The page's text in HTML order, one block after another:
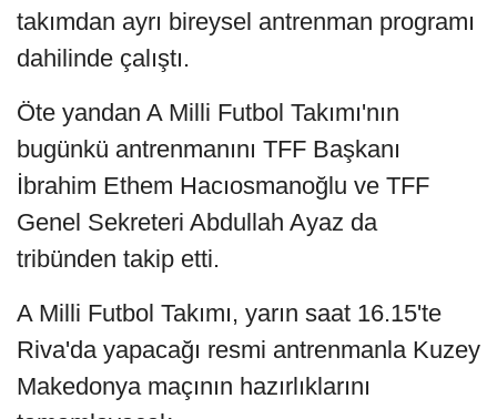
takımdan ayrı bireysel antrenman programı
dahilinde çalıştı.
Öte yandan A Milli Futbol Takımı'nın
bugünkü antrenmanını TFF Başkanı
İbrahim Ethem Hacıosmanoğlu ve TFF
Genel Sekreteri Abdullah Ayaz da
tribünden takip etti.
A Milli Futbol Takımı, yarın saat 16.15'te
Riva'da yapacağı resmi antrenmanla Kuzey
Makedonya maçının hazırlıklarını